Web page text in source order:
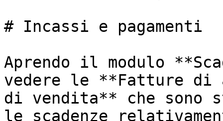
# Incassi e pagamenti
Aprendo il modulo
vedere le **Fatture di
di vendita** che sono
le scadenze